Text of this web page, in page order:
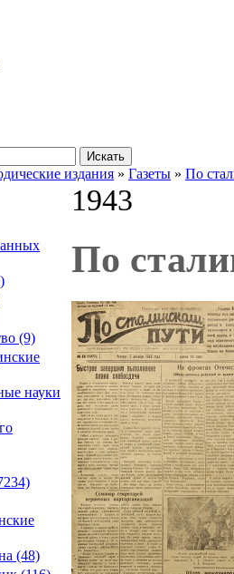
Искать
издания » Газеты » По
(9)
науки
(48)
1943
По